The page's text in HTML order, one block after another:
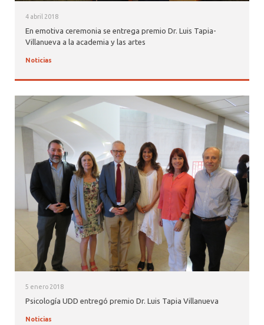
4 abril 2018
En emotiva ceremonia se entrega premio Dr. Luis Tapia-
Villanueva a la academia y las artes
Noticias
5 enero 2018
Psicología UDD entregó premio Dr. Luis Tapia Villanueva
Noticias